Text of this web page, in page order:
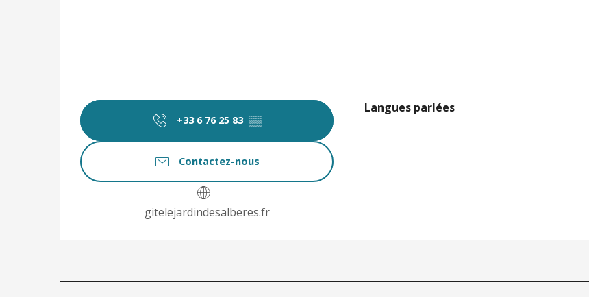
+33 6 76 25 83 ▒▒
Contactez-nous
gitelejardindesalberes.fr
Langues parlées
Langues parlées